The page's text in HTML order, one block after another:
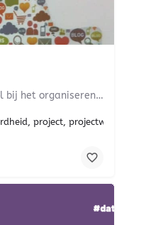
We ondersteunen uw school bij het organiseren van een themadag of -week over media en mediawijsheid, met of…
project, projectweek,